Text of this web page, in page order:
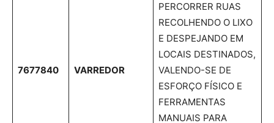
7677840 VARREDOR
PERCORRER RUAS
RECOLHENDO O LIXO
E DESPEJANDO EM
LOCAIS DESTINADOS,
VALENDO-SE DE
ESFORÇO FÍSICO E
FERRAMENTAS
MANUAIS PARA